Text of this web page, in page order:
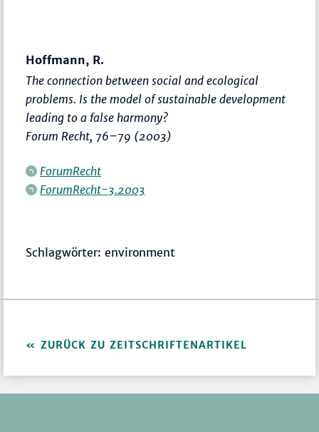
Hoffmann, R.
The connection between social and ecological
problems. Is the model of sustainable development
leading to a false harmony?
Forum Recht, 76–79 (2003)
ForumRecht
ForumRecht-3.2003
Schlagwörter: environment
ZURÜCK ZU ZEITSCHRIFTENARTIKEL